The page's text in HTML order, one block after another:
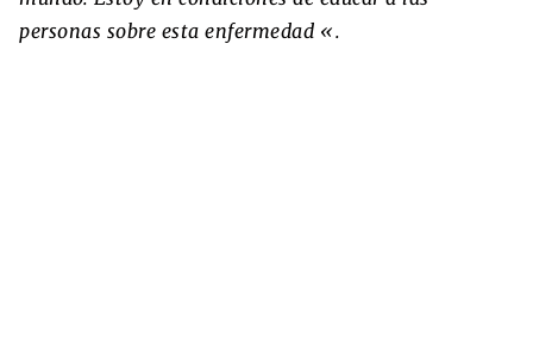
personas sobre esta enfermedad «.